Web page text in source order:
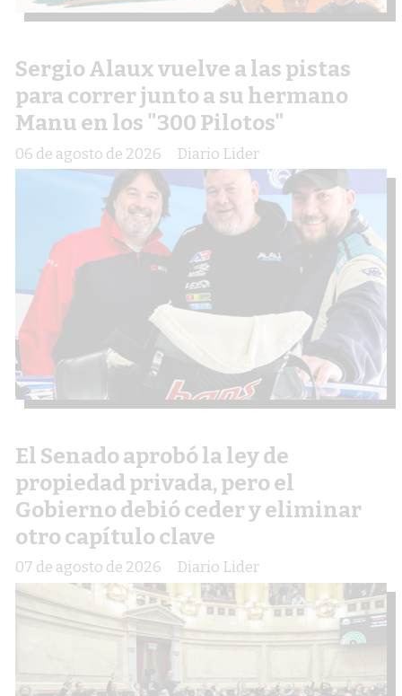
Sergio Alaux vuelve a las pistas
para correr junto a su hermano
Manu en los "300 Pilotos"
Diario Lider
06 de agosto de 2026
El Senado aprobó la ley de
propiedad privada, pero el
Gobierno debió ceder y eliminar
otro capítulo clave
Diario Lider
07 de agosto de 2026